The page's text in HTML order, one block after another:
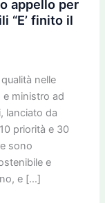
appello per
“E’ finito il
nelle
ministro ad
lanciato da
priorità e 30
sono
e
e […]